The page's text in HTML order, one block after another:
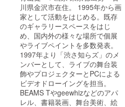
川県金沢市在住。 1995年から画
家として活動をはじめる。既存
のギャラリースペースをはじ
め、国内外の様々な場所で個展
やライブペイントを多数発表。
1997年より「渋さ知らズ」のメ
ンバーとして、ライブの舞台装
飾やプロジェクターとPCによる
ビデオドローイングを担当。
BEAMS Tやgeewhizなどのアパ
レル、書籍装画、舞台美術、絵